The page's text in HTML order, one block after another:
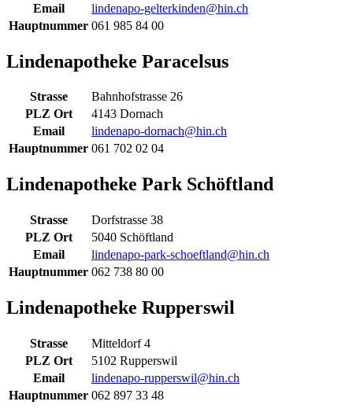
Email
lindenapo-gelterkinden@hin.ch
Hauptnummer 061 985 84 00
Lindenapotheke Paracelsus
Strasse
Bahnhofstrasse 26
PLZ Ort
4143 Dornach
Email
lindenapo-dornach@hin.ch
Hauptnummer 061 702 02 04
Lindenapotheke Park Schöftland
Strasse
Dorfstrasse 38
PLZ Ort
5040 Schöftland
Email
lindenapo-park-schoeftland@hin.ch
Hauptnummer 062 738 80 00
Lindenapotheke Rupperswil
Strasse
Mitteldorf 4
PLZ Ort
5102 Rupperswil
Email
lindenapo-rupperswil@hin.ch
Hauptnummer 062 897 33 48